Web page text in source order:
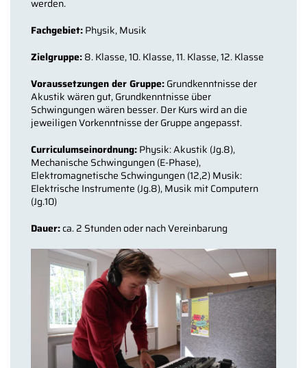
werden.
Fachgebiet:Physik, Musik
Zielgruppe:8. Klasse, 10. Klasse, 11. Klasse, 12. Klasse
Voraussetzungen der Gruppe:Grundkenntnisse der
Akustik wären gut, Grundkenntnisse über
Schwingungen wären besser. Der Kurs wird an die
jeweiligen Vorkenntnisse der Gruppe angepasst.
Curriculumseinordnung:Physik: Akustik (Jg.8),
Mechanische Schwingungen (E-Phase),
Elektromagnetische Schwingungen (12,2) Musik:
Elektrische Instrumente (Jg.8), Musik mit Computern
(Jg.10)
Dauer:ca. 2 Stunden oder nach Vereinbarung